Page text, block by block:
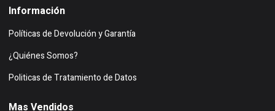
Información
Políticas de Devolución y Garantía
¿Quiénes Somos?
Politicas de Tratamiento de Datos
Mas Vendidos